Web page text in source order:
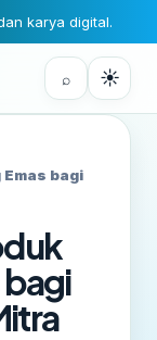
karya digital.
⌕ ☀
bagi